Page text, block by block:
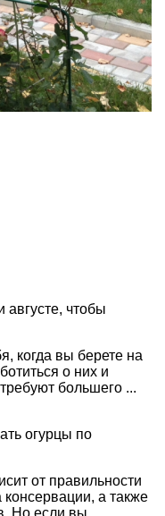
августе, чтобы
когда вы берете на
о них и
большего ...
огурцы по
от правильности
а также